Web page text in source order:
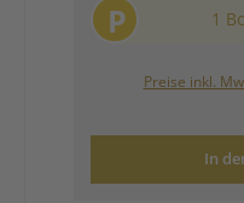
P 1
Preise inkl.
In